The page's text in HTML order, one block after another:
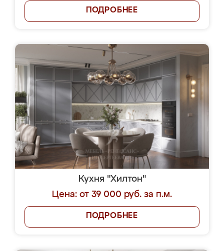
ПОДРОБНЕЕ
Кухня "Хилтон"
Цена: от 39 000 руб. за п.м.
ПОДРОБНЕЕ